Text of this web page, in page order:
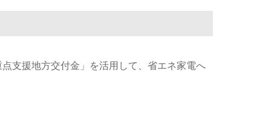
支援地方交付金」を活用して、省エネ家電へ